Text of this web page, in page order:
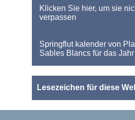
Klicken Sie hier, um sie
verpassen
Springflut kalender von
Sables Blancs für das
Lesezeichen für diese